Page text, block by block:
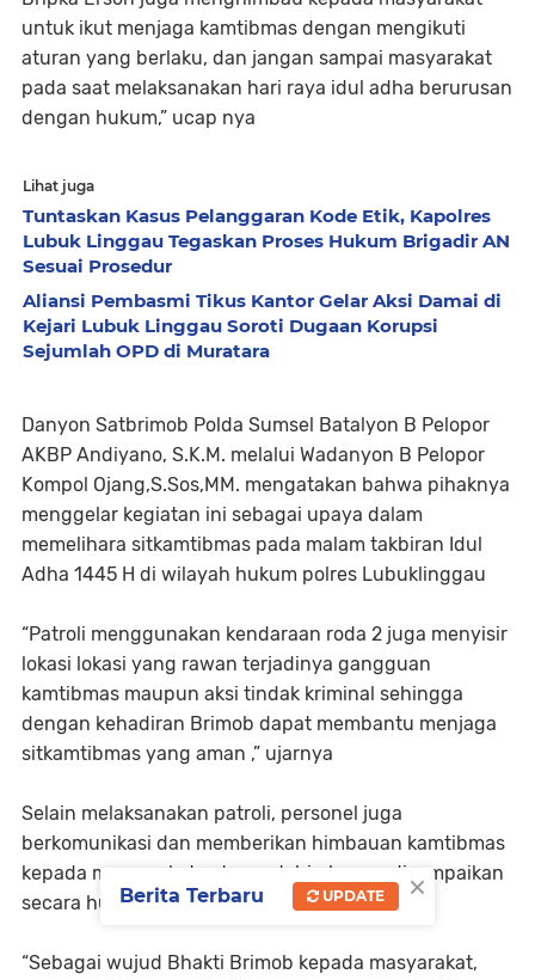
untuk ikut menjaga kamtibmas dengan mengikuti
aturan yang berlaku, dan jangan sampai masyarakat
pada saat melaksanakan hari raya idul adha berurusan
dengan hukum,” ucap nya
Lihat juga
Tuntaskan Kasus Pelanggaran Kode Etik, Kapolres
Lubuk Linggau Tegaskan Proses Hukum Brigadir AN
Sesuai Prosedur
Aliansi Pembasmi Tikus Kantor Gelar Aksi Damai di
Kejari Lubuk Linggau Soroti Dugaan Korupsi
Sejumlah OPD di Muratara
Danyon Satbrimob Polda Sumsel Batalyon B Pelopor
AKBP Andiyano, S.K.M. melalui Wadanyon B Pelopor
Kompol Ojang,S.Sos,MM. mengatakan bahwa pihaknya
menggelar kegiatan ini sebagai upaya dalam
memelihara sitkamtibmas pada malam takbiran Idul
Adha 1445 H di wilayah hukum polres Lubuklinggau
“Patroli menggunakan kendaraan roda 2 juga menyisir
lokasi lokasi yang rawan terjadinya gangguan
kamtibmas maupun aksi tindak kriminal sehingga
dengan kehadiran Brimob dapat membantu menjaga
sitkamtibmas yang aman ,” ujarnya
Selain melaksanakan patroli, personel juga
berkomunikasi dan memberikan himbauan kamtibmas
kepada masyarakat setempat. himbauan disampaikan
secara humanis oleh personel Brimob
“Sebagai wujud Bhakti Brimob kepada masyarakat,
×
Berita Terbaru UPDATE